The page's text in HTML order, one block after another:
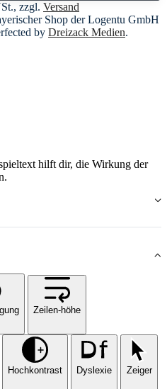
zzgl. Versand
Shop der Logentu GmbH
by Dreizack Medien.
hilft dir, die Wirkung der
Zeilen-höhe
Hochkontrast Dyslexie Zeiger